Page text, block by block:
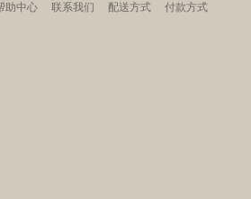
助中心 联系我们 配送方式 付款方式